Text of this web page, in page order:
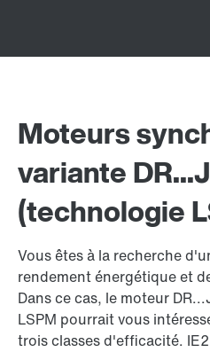
Moteurs
variante DR...J
(technologie
Vous êtes à la recherche
rendement énergétique et
Dans ce cas, le moteur
LSPM pourrait vous
trois classes d'efficacité.